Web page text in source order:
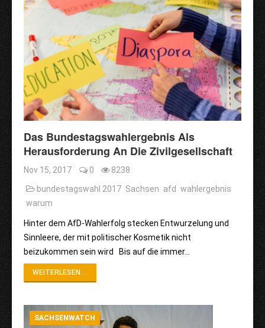
Das Bundestagswahlergebnis Als
Herausforderung An Die Zivilgesellschaft
Nov 15, 2017 0
8238
bundestagswahl 2017 Sachsen afd wahlergebnis
warum
Hinter dem AfD-Wahlerfolg stecken Entwurzelung und
Sinnleere, der mit politischer Kosmetik nicht
beizukommen sein wird Bis auf die immer…
WEITERLESEN ...
SACHSENWATCH